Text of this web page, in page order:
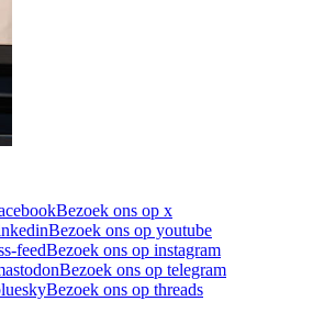
Bezoek ons op x
Bezoek ons op youtube
feedBezoek ons op instagram
Bezoek ons op telegram
Bezoek ons op threads